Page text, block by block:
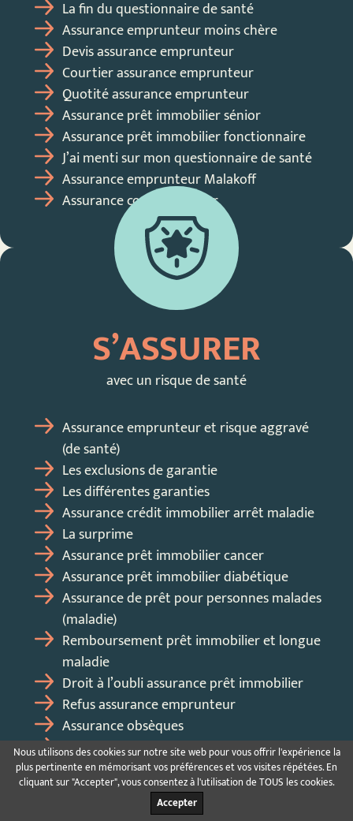
La fin du questionnaire de santé
Assurance emprunteur moins chère
Devis assurance emprunteur
Courtier assurance emprunteur
Quotité assurance emprunteur
Assurance prêt immobilier sénior
Assurance prêt immobilier fonctionnaire
J’ai menti sur mon questionnaire de santé
Assurance emprunteur Malakoff
Assurance co-emprunteur
S’ASSURER
avec un risque de santé
Assurance emprunteur et risque aggravé
(de santé)
Les exclusions de garantie
Les différentes garanties
Assurance crédit immobilier arrêt maladie
La surprime
Assurance prêt immobilier cancer
Assurance prêt immobilier diabétique
Assurance de prêt pour personnes malades
(maladie)
Remboursement prêt immobilier et longue
maladie
Droit à l’oubli assurance prêt immobilier
Refus assurance emprunteur
Assurance obsèques
Assurance multirisque professionnelle
Comparateur assurance habitation
Nous utilisons des cookies sur notre site web pour vous offrir l'expérience la
plus pertinente en mémorisant vos préférences et vos visites répétées. En
cliquant sur "Accepter", vous consentez à l'utilisation de TOUS les cookies.
Accepter